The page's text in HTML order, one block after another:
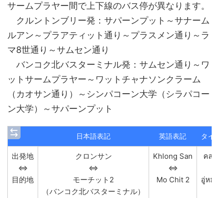
サームプラヤー間で上下線のバス停が異なります。
クルントンブリー発：サパーンプット～サナーム
ルアン～プラアティット通り～プラスメン通り～ラ
マ8世通り～サムセン通り
バンコク北バスターミナル発：サムセン通り～ワ
ットサームプラヤー～ワットチャナソンクラーム
（カオサン通り）～シンパコーン大学（シラパコー
ン大学）～サパーンプット
日本語表記 英語表記 タイ
出発地
⇔
目的地
クロンサン
⇔
モーチット2
（バンコク北バスターミナル）
Khlong San
⇔
Mo Chit 2
คลอ
อู่หม